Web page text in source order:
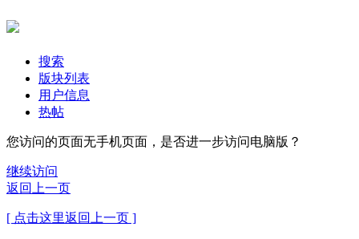
搜索
版块列表
用户信息
热帖
您访问的页面无手机页面，是否进一步访问电脑版？
继续访问
返回上一页
[ 点击这里返回上一页 ]